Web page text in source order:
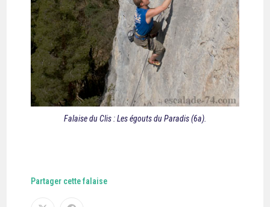
Falaise du Clis : Les égouts du Paradis (6a).
Partager cette falaise